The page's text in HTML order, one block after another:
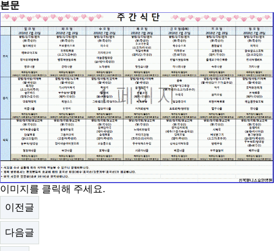
본문
이미지를 클릭해 주세요.
이전글
다음글